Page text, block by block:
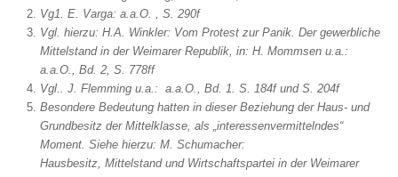
Vg1. E. Varga: a.a.O. , S. 290f
Vgl. hierzu: H.A. Winkler: Vom Protest zur Panik. Der gewerbliche
Mittelstand in der Weimarer Republik, in: H. Mommsen u.a.:
a.a.O., Bd. 2, S. 778ff
Vgl.. J. Flemming u.a.: a.a.O., Bd. 1. S. 184f und S. 204f
Besondere Bedeutung hatten in dieser Beziehung der Haus- und
Grundbesitz der Mittelklasse, als „interessenvermittelndes“
Moment. Siehe hierzu: M. Schumacher:
Hausbesitz, Mittelstand und Wirtschaftspartei in der Weimarer